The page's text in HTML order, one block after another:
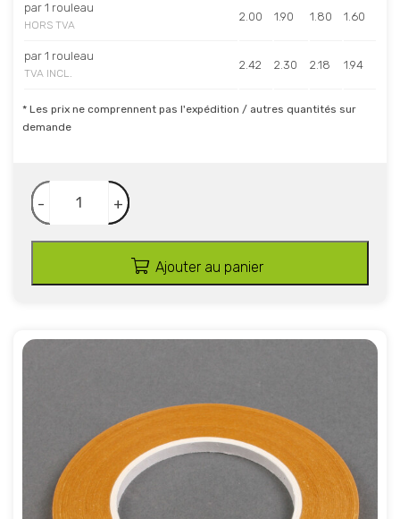
par 1 rouleau
HORS TVA
2.00 1.90 1.80 1.60
par 1 rouleau
TVA INCL.
2.42 2.30 2.18 1.94
* Les prix ne comprennent pas l'expédition / autres quantités sur
demande
- +
Ajouter au panier